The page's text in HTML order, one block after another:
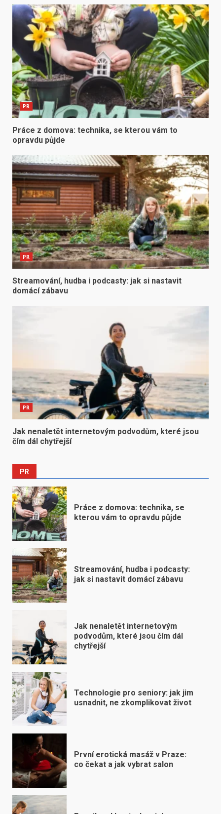
PR
Práce z domova: technika, se kterou vám to
opravdu půjde
PR
Streamování, hudba i podcasty: jak si nastavit
domácí zábavu
PR
Jak nenaletět internetovým podvodům, které jsou
čím dál chytřejší
PR
Práce z domova: technika, se
kterou vám to opravdu půjde
Streamování, hudba i podcasty:
jak si nastavit domácí zábavu
Jak nenaletět internetovým
podvodům, které jsou čím dál
chytřejší
Technologie pro seniory: jak jim
usnadnit, ne zkomplikovat život
První erotická masáž v Praze:
co čekat a jak vybrat salon